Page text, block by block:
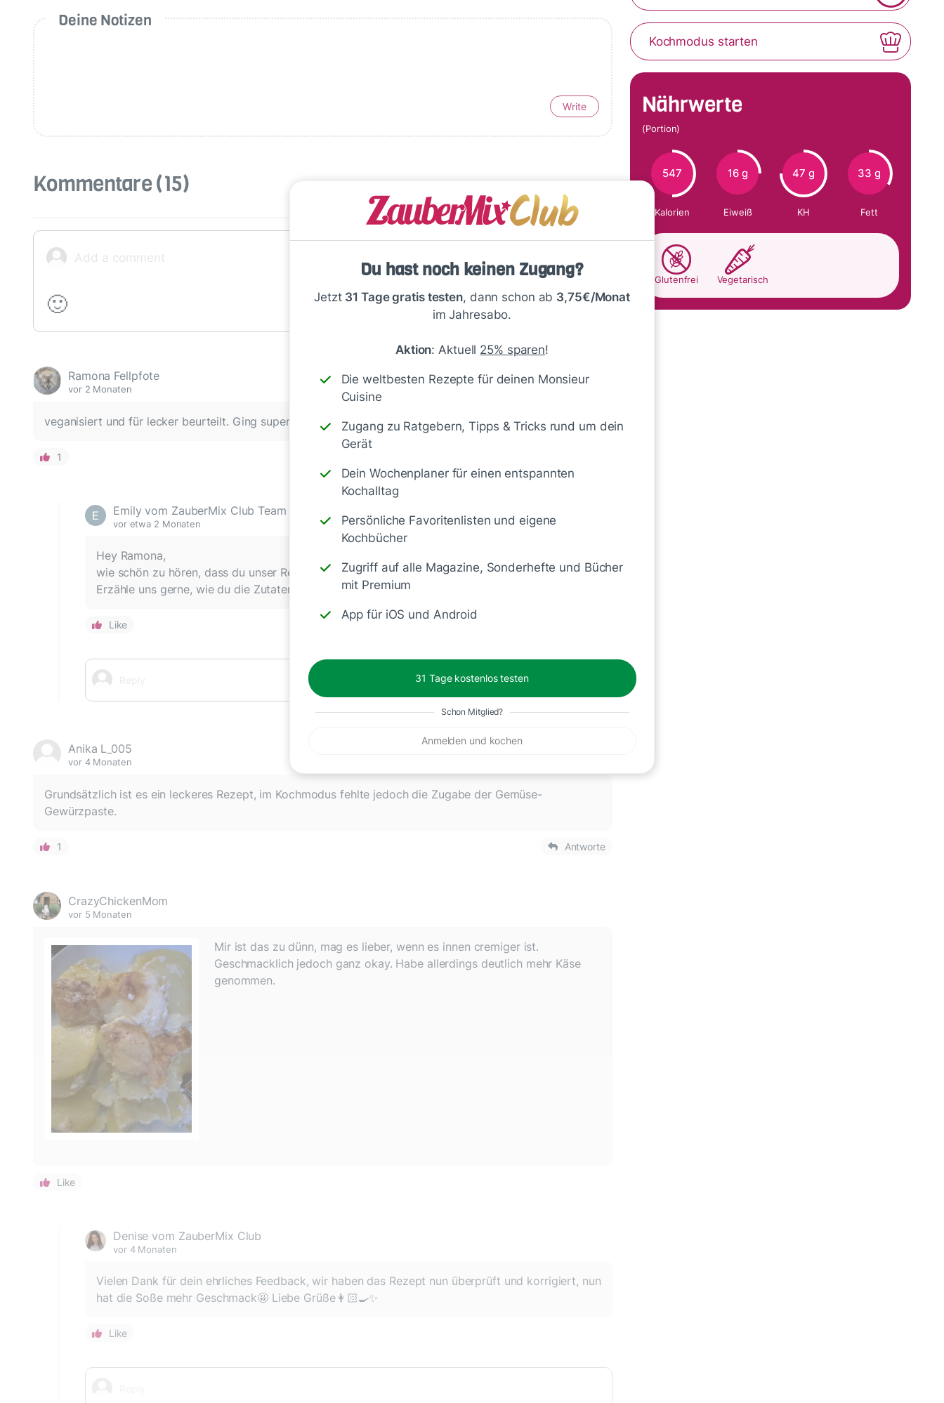
Du hast noch keinen Zugang?
Jetzt 31 Tage gratis testen, dann schon ab 3,75€/Monat
im Jahresabo.
Aktion: Aktuell 25% sparen!
Die weltbesten Rezepte für deinen Monsieur
Cuisine
Zugang zu Ratgebern, Tipps & Tricks rund um dein
Gerät
Dein Wochenplaner für einen entspannten
Kochalltag
Persönliche Favoritenlisten und eigene
Kochbücher
Zugriff auf alle Magazine, Sonderhefte und Bücher
mit Premium
App für iOS und Android
31 Tage kostenlos testen
Schon Mitglied?
Anmelden und kochen
Deine Notizen
Write
Kommentare(15)
🙂 1500 Speichern
Ramona Fellpfote
vor 2 Monaten
veganisiert und für lecker beurteilt. Ging super schnell 💗
1
Emily vom ZauberMix Club Team
vor etwa 2 Monaten
Hey Ramona,
wie schön zu hören, dass du unser Rezept ganz nach deinen Vorlieben angepasst hast!! 😍
Erzähle uns gerne, wie du die Zutaten genau ausgetauscht hast. 🥰
Like
Anika L_005
vor 4 Monaten
Grundsätzlich ist es ein leckeres Rezept, im Kochmodus fehlte jedoch die Zugabe der Gemüse-
Gewürzpaste.
1 Antworte
CrazyChickenMom
vor 5 Monaten
Mir ist das zu dünn, mag es lieber, wenn es innen cremiger ist.
Geschmacklich jedoch ganz okay. Habe allerdings deutlich mehr Käse
genommen.
Like
Denise vom ZauberMix Club
vor 4 Monaten
Vielen Dank für dein ehrliches Feedback, wir haben das Rezept nun überprüft und korrigiert, nun
hat die Soße mehr Geschmack🤩 Liebe Grüße👩🏻‍🍳✨
Like
Kochmodus starten
Nährwerte
(Portion)
547
Kalorien
16 g
Eiweiß
47 g
KH
33 g
Fett
Glutenfrei Vegetarisch